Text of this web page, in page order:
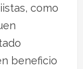
como
beneficio